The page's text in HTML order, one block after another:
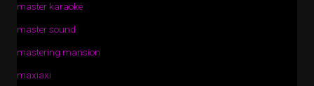
master karaoke
master sound
mastering mansion
maxiaxi